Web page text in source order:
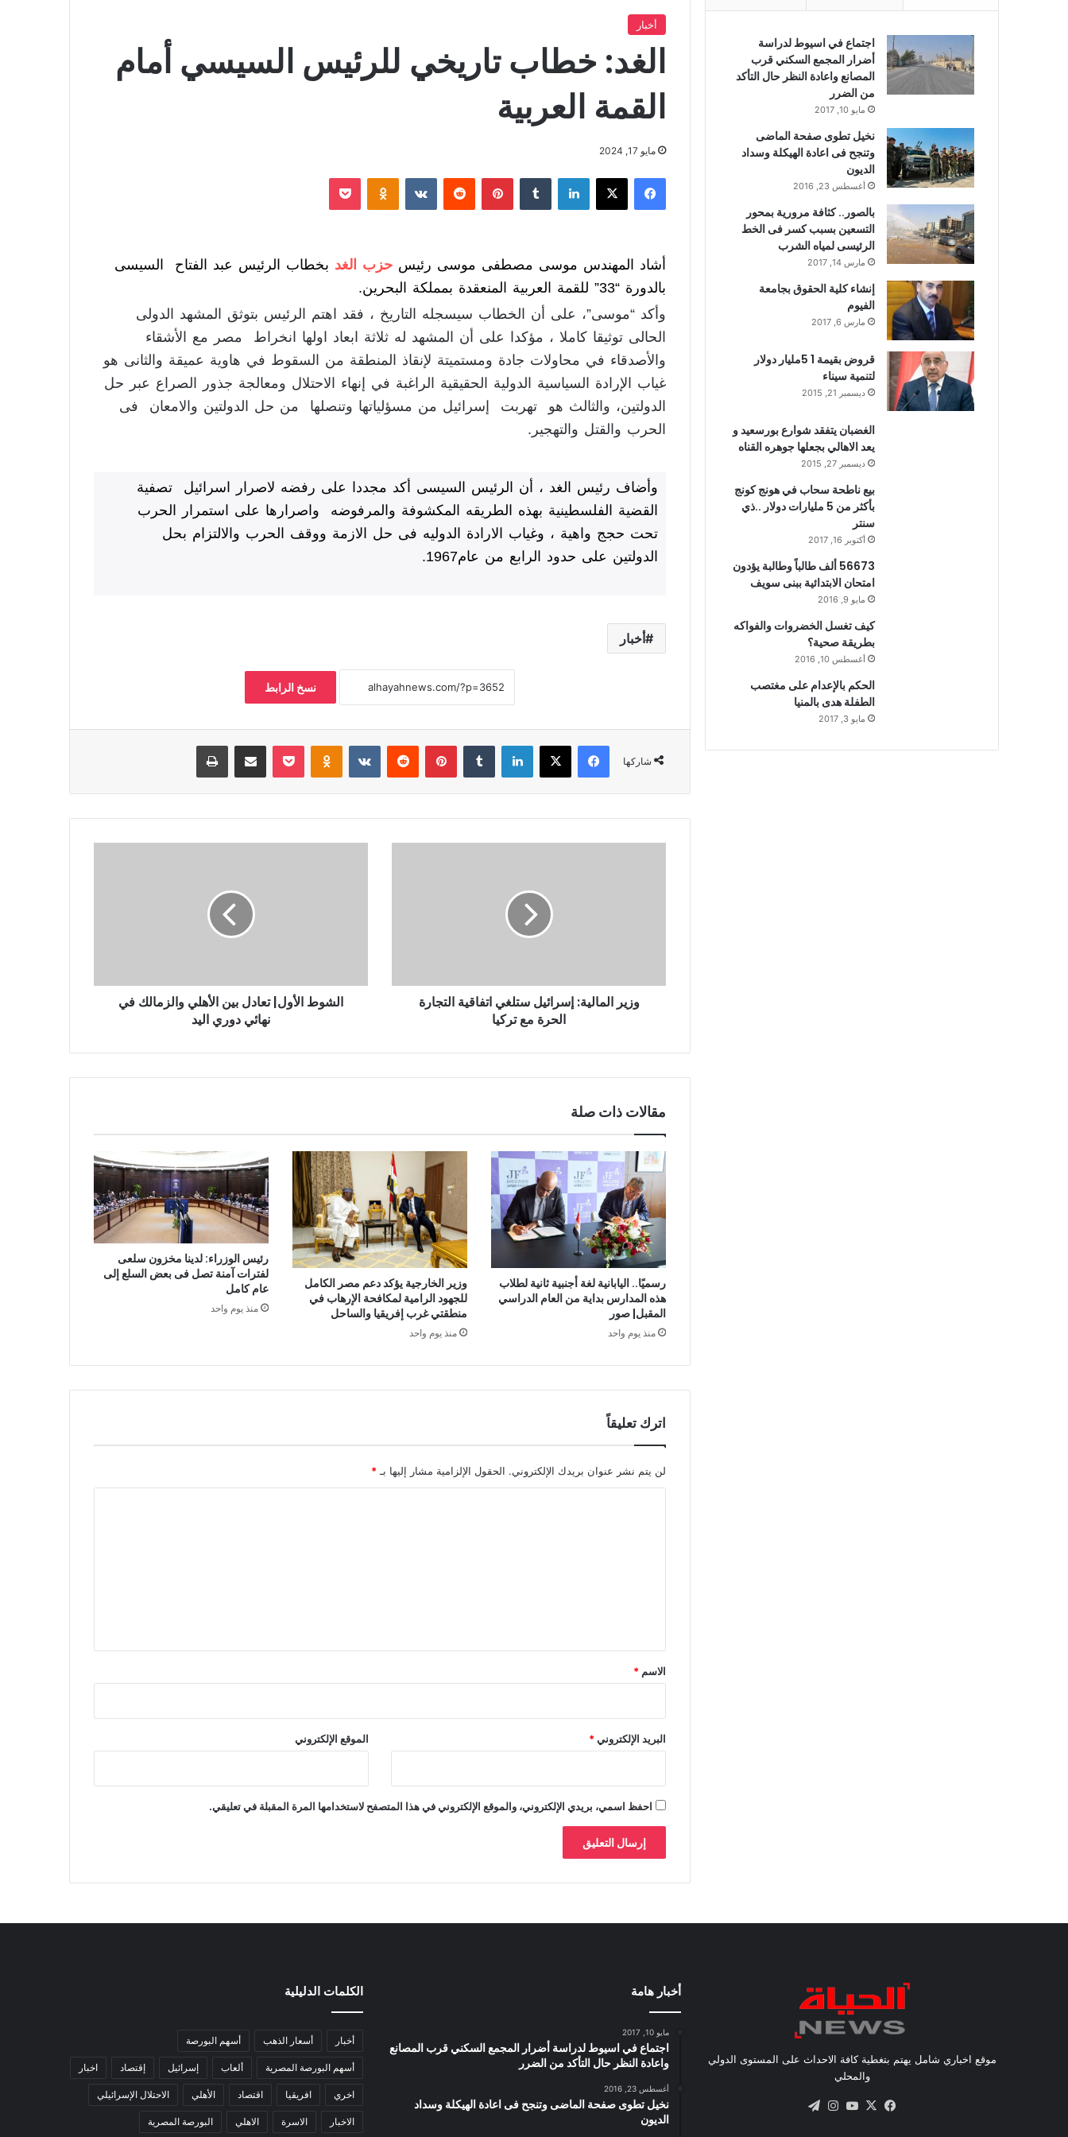
أخبار
الغد: خطاب تاريخي للرئيس السيسي أمام
القمة العربية
مايو 17, 2024
فيسبوك لينكدإن بينتيريست
أشاد المهندس موسى مصطفى موسى رئيس حزب الغد بخطاب الرئيس عبد الفتاح السيسى
بالدورة “33” للقمة العربية المنعقدة بمملكة البحرين.
وأكد “موسى”، على أن الخطاب سيسجله التاريخ ، فقد اهتم الرئيس بتوثق المشهد الدولى
الحالى توثيقا كاملا ، مؤكدا على أن المشهد له ثلاثة ابعاد اولها انخراط مصر مع الأشقاء
والأصدقاء في محاولات جادة ومستميتة لإنقاذ المنطقة من السقوط في هاوية عميقة والثانى هو
غياب الإرادة السياسية الدولية الحقيقية الراغبة في إنهاء الاحتلال ومعالجة جذور الصراع عبر حل
الدولتين، والثالث هو تهربت إسرائيل من مسؤلياتها وتنصلها من حل الدولتين والامعان فى
الحرب والقتل والتهجير.
وأضاف رئيس الغد ، أن الرئيس السيسى أكد مجددا على رفضه لاصرار اسرائيل تصفية
القضية الفلسطينية بهذه الطريقه المكشوفة والمرفوضه واصرارها على استمرار الحرب
تحت حجج واهية ، وغياب الارادة الدوليه فى حل الازمة ووقف الحرب والالتزام بحل
الدولتين على حدود الرابع من عام1967.
أخبار
نسخ الرابط
شاركها
فيسبوك لينكدإن بينتيريست بوكيت
وزير المالية: إسرائيل ستلغي اتفاقية التجارة
الحرة مع تركيا
الشوط الأول| تعادل بين الأهلي والزمالك في
نهائي دوري اليد
مقالات ذات صلة
رسميًا.. اليابانية لغة أجنبية ثانية لطلاب
هذه المدارس بداية من العام الدراسي
المقبل| صور
منذ يوم واحد
وزير الخارجية يؤكد دعم مصر الكامل
للجهود الرامية لمكافحة الإرهاب في
منطقتي غرب إفريقيا والساحل
منذ يوم واحد
رئيس الوزراء: لدينا مخزون سلعى
لفترات آمنة تصل فى بعض السلع إلى
عام كامل
منذ يوم واحد
اترك تعليقاً
لن يتم نشر عنوان بريدك الإلكتروني. الحقول الإلزامية مشار إليها بـ *
*
الاسم *
البريد الإلكتروني* الموقع الإلكتروني
احفظ اسمي، بريدي الإلكتروني، والموقع الإلكتروني في هذا المتصفح لاستخدامها المرة المقبلة في تعليقي.
اجتماع في اسيوط لدراسة
أضرار المجمع السكني قرب
المصانع واعادة النظر حال التأكد
من الضرر
مايو 10, 2017
نخيل تطوى صفحة الماضى
وتنجح فى اعادة الهيكلة وسداد
الديون
أغسطس 23, 2016
بالصور.. كثافة مرورية بمحور
التسعين بسبب كسر فى الخط
الرئيسى لمياه الشرب
مارس 14, 2017
إنشاء كلية الحقوق بجامعة
الفيوم
مارس 6, 2017
قروض بقيمة 1 5مليار دولار
لتنمية سيناء
ديسمبر 21, 2015
الغضبان يتفقد شوارع بورسعيد و
يعد الاهالي بجعلها جوهره القناه
ديسمبر 27, 2015
بيع ناطحة سحاب في هونج كونج
بأكثر من 5 مليارات دولار ..ذي
سنتر
أكتوبر 16, 2017
56673 ألف طالباً وطالبة يؤدون
امتحان الابتدائية ببنى سويف
مايو 9, 2016
كيف تغسل الخضروات والفواكه
بطريقة صحية؟
أغسطس 10, 2016
الحكم بالإعدام على مغتصب
الطفلة هدى بالمنيا
مايو 3, 2017
موقع اخباري شامل يهتم بتغطية كافة الاحداث على المستوى الدولي
والمحلي
فيسبوك
X يوتيوبانستقرام
أخبار هامة
مايو 10, 2017
اجتماع في اسيوط لدراسة أضرار المجمع السكني قرب المصانع
واعادة النظر حال التأكد من الضرر
أغسطس 23, 2016
نخيل تطوى صفحة الماضى وتنجح فى اعادة الهيكلة وسداد
الديون
الكلمات الدليلية
أخبار أسعار الذهب أسهم البورصة
أسهم البورصة المصرية ألعاب إسرائيل إقتصاد اخبار
اخري افريقيا اقتصاد الأهلي الاحتلال الإسرائيلي
الاخبار الاسرة الاهلي البورصة المصرية